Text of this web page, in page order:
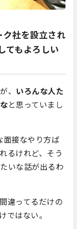
社を設立され
てもよろしい
、 いろんな人た
と思っていまし
面接なやり方ば
るけれど、そう
いな話が出るわ
違ってるだけの
ではない。